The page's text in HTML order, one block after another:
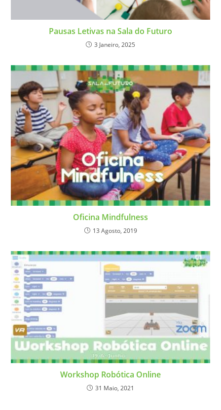
Pausas Letivas na Sala do Futuro
3 Janeiro, 2025
Oficina Mindfulness
13 Agosto, 2019
Workshop Robótica Online
31 Maio, 2021